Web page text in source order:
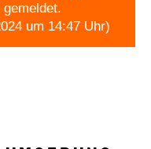
um 14:47 Uhr)